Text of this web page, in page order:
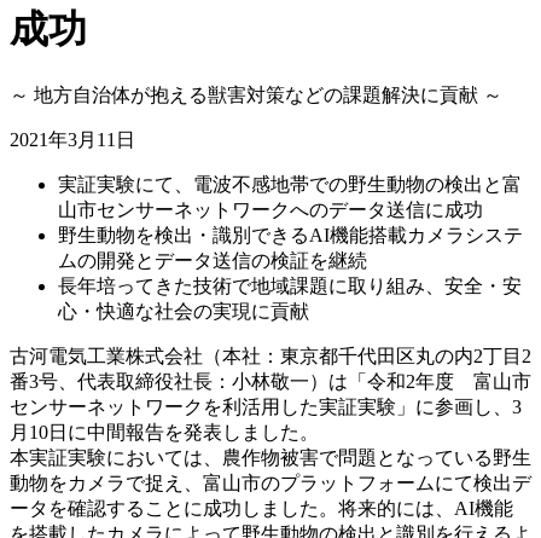
成功
～ 地方自治体が抱える獣害対策などの課題解決に貢献 ～
2021年3月11日
実証実験にて、電波不感地帯での野生動物の検出と富
山市センサーネットワークへのデータ送信に成功
野生動物を検出・識別できるAI機能搭載カメラシステ
ムの開発とデータ送信の検証を継続
長年培ってきた技術で地域課題に取り組み、安全・安
心・快適な社会の実現に貢献
古河電気工業株式会社（本社：東京都千代田区丸の内2丁目2
番3号、代表取締役社長：小林敬一）は「令和2年度 富山市
センサーネットワークを利活用した実証実験」に参画し、3
月10日に中間報告を発表しました。
本実証実験においては、農作物被害で問題となっている野生
動物をカメラで捉え、富山市のプラットフォームにて検出デ
ータを確認することに成功しました。将来的には、AI機能
を搭載したカメラによって野生動物の検出と識別を行えるよ